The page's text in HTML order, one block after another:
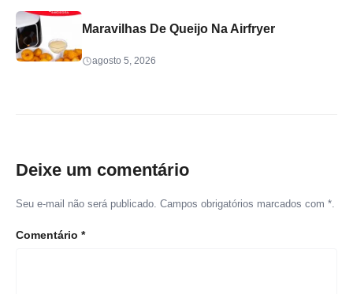
Maravilhas De Queijo Na Airfryer
agosto 5, 2026
Deixe um comentário
Seu e-mail não será publicado. Campos obrigatórios marcados com *.
Comentário *